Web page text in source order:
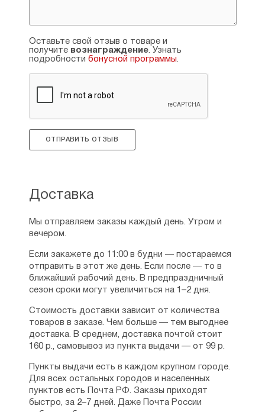
Оставьте свой отзыв о товаре и
получите вознаграждение. Узнать
подробности бонусной программы.
ОТПРАВИТЬ ОТЗЫВ
Доставка
Мы отправляем заказы каждый день. Утром и
вечером.
Если закажете до 11:00 в будни — постараемся
отправить в этот же день. Если после — то в
ближайший рабочий день. В предпраздничный
сезон сроки могут увеличиться на 1–2 дня.
Стоимость доставки зависит от количества
товаров в заказе. Чем больше — тем выгоднее
доставка. В среднем, доставка почтой стоит
160 р., самовывоз из пункта выдачи — от 99 р.
Пункты выдачи есть в каждом крупном городе.
Для всех остальных городов и населенных
пунктов есть Почта РФ. Заказы приходят
быстро, за 2–7 дней. Даже Почта России